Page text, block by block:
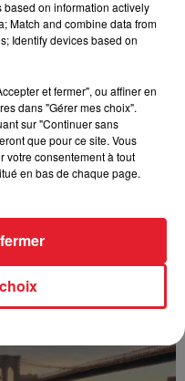
Impolie
on information actively
Match and combine data from
Identify devices based on
et fermer", ou affiner en
dans "Gérer mes choix".
sur "Continuer sans
que pour ce site. Vous
votre consentement à tout
en bas de chaque page.